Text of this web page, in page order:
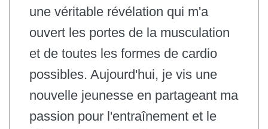
une véritable révélation qui m'a
ouvert les portes de la musculation
et de toutes les formes de cardio
possibles. Aujourd'hui, je vis une
nouvelle jeunesse en partageant ma
passion pour l'entraînement et le